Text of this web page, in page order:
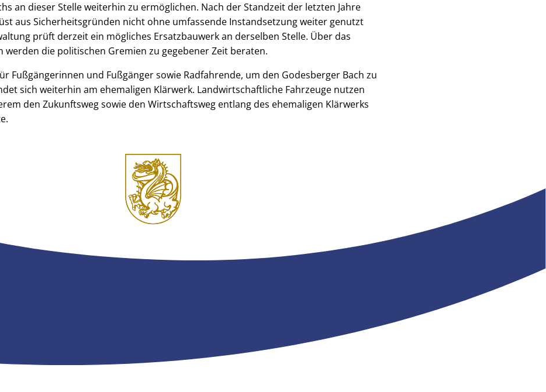
an dieser Stelle weiterhin zu ermöglichen. Nach der Standzeit der letzten Jahre
aus Sicherheitsgründen nicht ohne umfassende Instandsetzung weiter genutzt
prüft derzeit ein mögliches Ersatzbauwerk an derselben Stelle. Über das
werden die politischen Gremien zu gegebener Zeit beraten.
Fußgängerinnen und Fußgänger sowie Radfahrende, um den Godesberger Bach zu
sich weiterhin am ehemaligen Klärwerk. Landwirtschaftliche Fahrzeuge nutzen
den Zukunftsweg sowie den Wirtschaftsweg entlang des ehemaligen Klärwerks